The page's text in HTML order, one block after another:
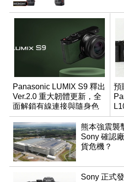
Panasonic LUMIX S9 釋出
Ver.2.0 重大韌體更新，全
面解鎖有線連接與隨身色
調編輯
預
貨
熊本強震襲
Sony 確認
貨危機？
Sony 正式